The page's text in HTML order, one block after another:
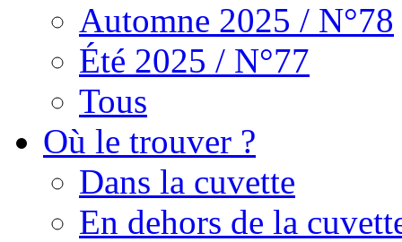
Automne 2025 / N°78
Été 2025 / N°77
Tous
Où le trouver ?
Dans la cuvette
En dehors de la